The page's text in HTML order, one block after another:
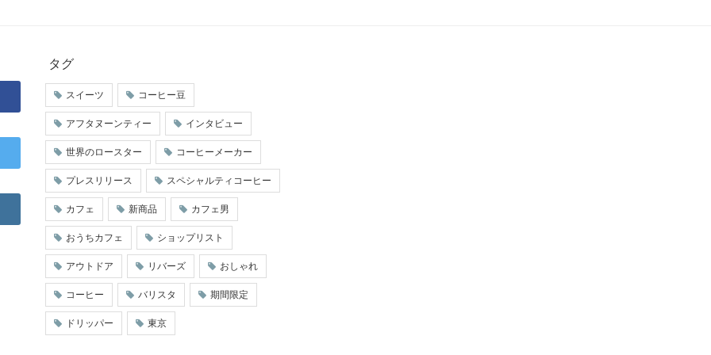
タグ
スイーツ コーヒー豆
アフタヌーンティー インタビュー
世界のロースター コーヒーメーカー
プレスリリース スペシャルティコーヒー
カフェ 新商品 カフェ男
おうちカフェ ショップリスト
アウトドア リバーズ おしゃれ
コーヒー バリスタ 期間限定
ドリッパー 東京